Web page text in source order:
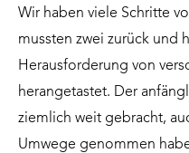
Wir haben viele Schritte
mussten zwei zurück und
Herausforderung von
herangetastet. Der
ziemlich weit gebracht,
Umwege genommen